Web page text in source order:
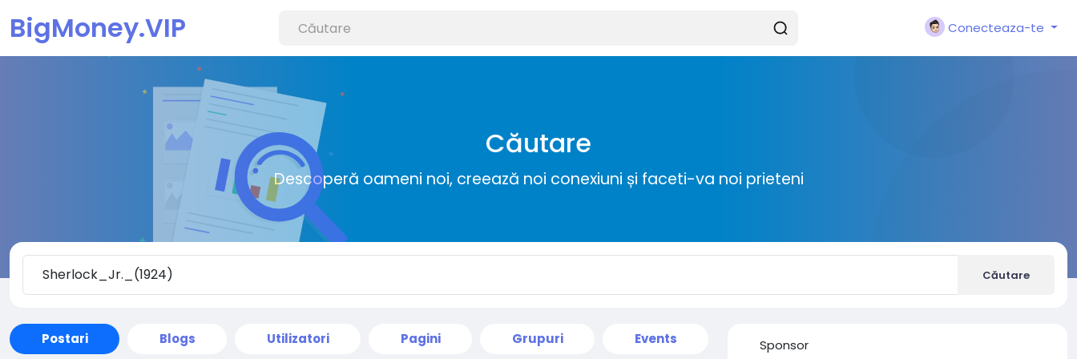
BigMoney.VIP Conecteaza-te
Căutare
Descoperă oameni noi, creează noi conexiuni și faceti-va noi prieteni
Căutare
Postari Blogs Utilizatori Pagini Grupuri Events Sponsor